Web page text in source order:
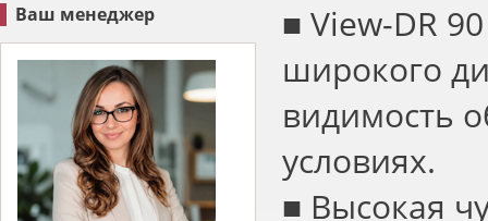
Ваш менеджер
■ View-DR
широкого
видимость
условиях.
■ Высокая